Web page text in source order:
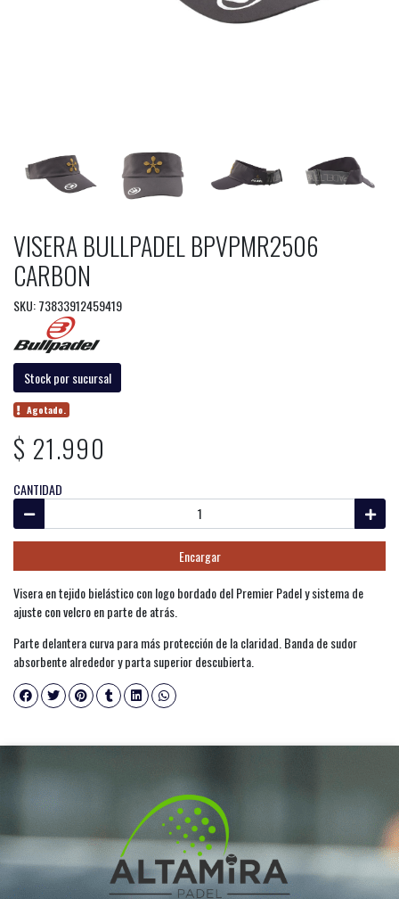
VISERA BULLPADEL BPVPMR2506
CARBON
SKU: 73833912459419
Stock por sucursal
Agotado.
$ 21.990
CANTIDAD
Encargar
Visera en tejido bielástico con logo bordado del Premier Padel y sistema de
ajuste con velcro en parte de atrás.
Parte delantera curva para más protección de la claridad. Banda de sudor
absorbente alrededor y parta superior descubierta.